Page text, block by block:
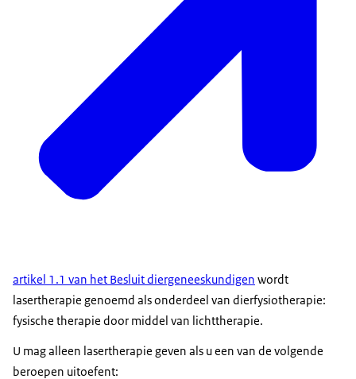
artikel 1.1 van het Besluit diergeneeskundigen wordt
lasertherapie genoemd als onderdeel van dierfysiotherapie:
fysische therapie door middel van lichttherapie.
U mag alleen lasertherapie geven als u een van de volgende
beroepen uitoefent: